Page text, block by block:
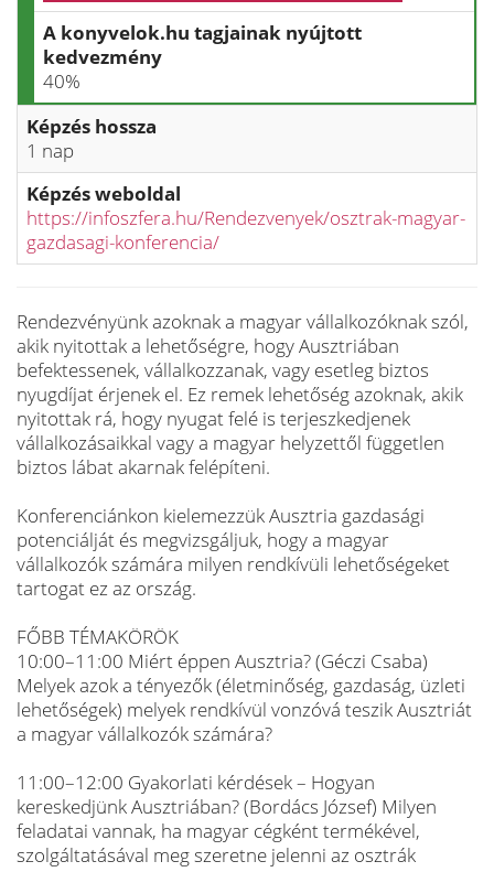
A konyvelok.hu tagjainak nyújtott
kedvezmény
40%
Képzés hossza
1 nap
Képzés weboldal
https://infoszfera.hu/Rendezvenyek/osztrak-magyar-
gazdasagi-konferencia/
Rendezvényünk azoknak a magyar vállalkozóknak szól,
akik nyitottak a lehetőségre, hogy Ausztriában
befektessenek, vállalkozzanak, vagy esetleg biztos
nyugdíjat érjenek el. Ez remek lehetőség azoknak, akik
nyitottak rá, hogy nyugat felé is terjeszkedjenek
vállalkozásaikkal vagy a magyar helyzettől független
biztos lábat akarnak felépíteni.
Konferenciánkon kielemezzük Ausztria gazdasági
potenciálját és megvizsgáljuk, hogy a magyar
vállalkozók számára milyen rendkívüli lehetőségeket
tartogat ez az ország.
FŐBB TÉMAKÖRÖK
10:00–11:00 Miért éppen Ausztria? (Géczi Csaba)
Melyek azok a tényezők (életminőség, gazdaság, üzleti
lehetőségek) melyek rendkívül vonzóvá teszik Ausztriát
a magyar vállalkozók számára?
11:00–12:00 Gyakorlati kérdések – Hogyan
kereskedjünk Ausztriában? (Bordács József) Milyen
feladatai vannak, ha magyar cégként termékével,
szolgáltatásával meg szeretne jelenni az osztrák